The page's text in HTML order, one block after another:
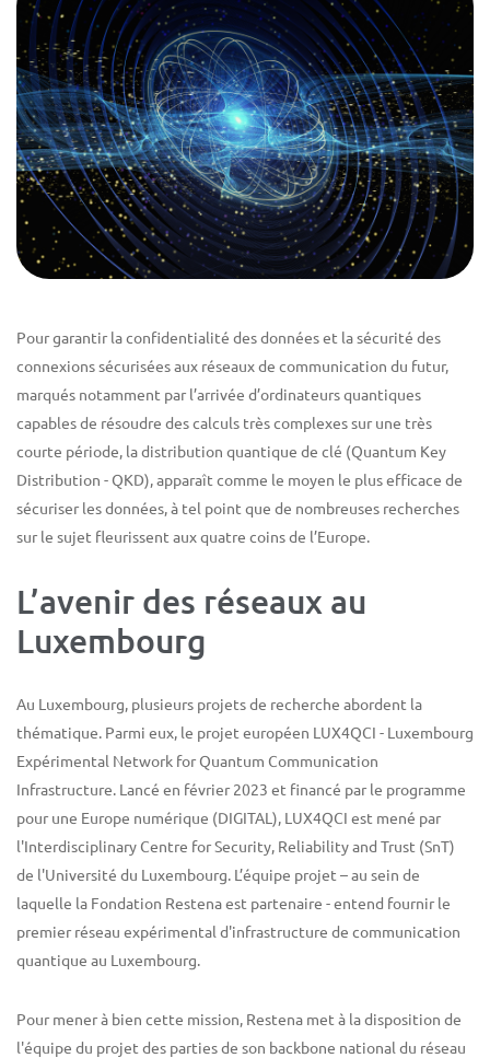
Pour garantir la confidentialité des données et la sécurité des
connexions sécurisées aux réseaux de communication du futur,
marqués notamment par l’arrivée d’ordinateurs quantiques
capables de résoudre des calculs très complexes sur une très
courte période, la distribution quantique de clé (Quantum Key
Distribution - QKD), apparaît comme le moyen le plus efficace de
sécuriser les données, à tel point que de nombreuses recherches
sur le sujet fleurissent aux quatre coins de l’Europe.
L’avenir des réseaux au
Luxembourg
Au Luxembourg, plusieurs projets de recherche abordent la
thématique. Parmi eux, le projet européen LUX4QCI - Luxembourg
Expérimental Network for Quantum Communication
Infrastructure. Lancé en février 2023 et financé par le programme
pour une Europe numérique (DIGITAL), LUX4QCI est mené par
l'Interdisciplinary Centre for Security, Reliability and Trust (SnT)
de l'Université du Luxembourg. L’équipe projet – au sein de
laquelle la Fondation Restena est partenaire - entend fournir le
premier réseau expérimental d'infrastructure de communication
quantique au Luxembourg.
Pour mener à bien cette mission, Restena met à la disposition de
l'équipe du projet des parties de son backbone national du réseau